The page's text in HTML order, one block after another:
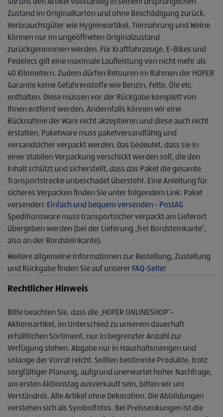
Sie uns den Artikel vollständig in seinem ursprünglichen
Zustand im Originalkarton und ohne Beschädigung zurück.
Verbrauchsgüter wie Hygieneartikel, Tiernahrung und Weine
können nur im ungeöffneten Originalzustand
zurückgenommen werden. Für Kraftfahrzeuge, E-Bikes und
Pedelecs gilt eine maximale Laufleistung von nicht mehr als
40 Kilometern. Zudem dürfen Retouren im Rahmen der HOFER
Garantie keine Gefahrenstoffe wie Benzin, Fette, Öle etc.
enthalten. Diese müssen vor der Rückgabe komplett von
Ihnen entfernt werden. Andernfalls können wir eine
Rücknahme der Ware nicht akzeptieren und diese auch nicht
erstatten. Paketware muss paketversandfähig und
versandsicher verpackt werden. Das bedeutet, dass sie in
einer stabilen Verpackung verschickt werden soll, die den
Inhalt schützt und sicherstellt, dass das Paket die gesamte
Transportstrecke unbeschadet übersteht. Eine Anleitung für
sicheres Verpacken finden Sie unter folgendem Link: Paket
versenden: Einfach und bequem versenden - PostAG
Speditionsware muss transportsicher verpackt am Lieferort
übergeben werden (bei der Lieferung „frei Bordsteinkante“,
also an der Bordsteinkante).
Weitere allgemeine Informationen zur Bestellung, Zustellung
und Rückgabe finden Sie auf unserer FAQ-Seite!
Rechtlicher Hinweis
Bitte beachten Sie, dass die „HOFER ONLINESHOP“-
Aktionsartikel, im Unterschied zu unserem dauerhaft
erhältlichen Sortiment, nur in begrenzter Anzahl zur
Verfügung stehen. Abgabe nur in Haushaltsmengen und
solange der Vorrat reicht. Sollten bestimmte Produkte, trotz
sorgfältiger Planung, aufgrund unerwartet hoher Nachfrage,
am ersten Aktionstag ausverkauft sein, bitten wir um
Verständnis. Alle Artikel ohne Dekoration. Die Abbildungen
verstehen sich als Symbolfotos. Bei Preissenkungen ist die